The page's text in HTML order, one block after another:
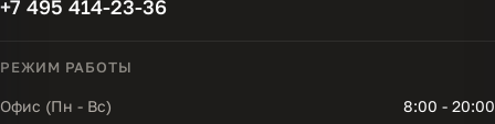
+7 495 414-23-36
РЕЖИМ РАБОТЫ
Офис (Пн - Вс) 8:00 - 20:00